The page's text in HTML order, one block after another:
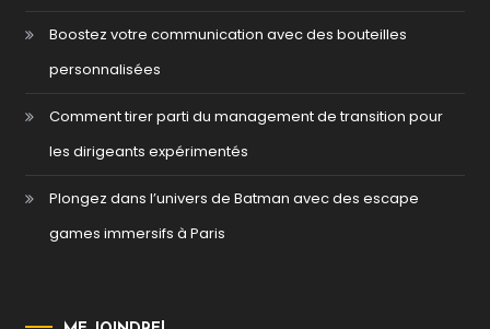
Boostez votre communication avec des bouteilles
personnalisées
Comment tirer parti du management de transition pour
les dirigeants expérimentés
Plongez dans l’univers de Batman avec des escape
games immersifs à Paris